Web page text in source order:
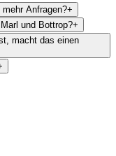
Anfragen?+
und Bottrop?+
macht das einen